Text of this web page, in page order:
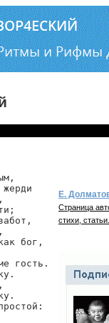
бог,
гость.
Е.
Страница
стихи, статьи.